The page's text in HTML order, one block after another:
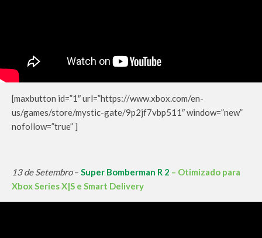
[maxbutton id=”1″ url=”https://www.xbox.com/en-
us/games/store/mystic-gate/9p2jf7vbp511″ window=”new”
nofollow=”true” ]
13 de Setembro– Super Bomberman R 2 – Otimizado para
Xbox Series X|S e Smart Delivery